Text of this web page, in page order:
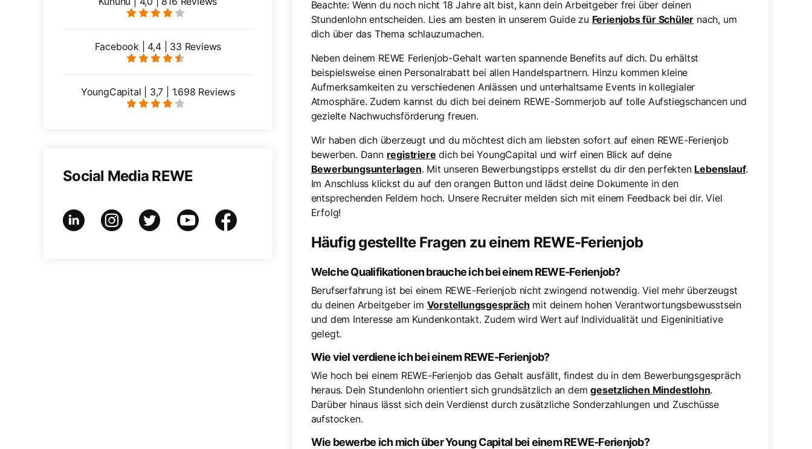
Facebook | 4,4 | 33 Reviews
YoungCapital | 3,7 | 1.698 Reviews
Social Media REWE
Beachte: Wenn du noch nicht 18 Jahre alt bist, kann dein Arbeitgeber frei über deinen
Stundenlohn entscheiden. Lies am besten in unserem Guide zu Ferienjobs für Schüler nach, um
dich über das Thema schlauzumachen.
Neben deinem REWE Ferienjob-Gehalt warten spannende Benefits auf dich. Du erhältst
beispielsweise einen Personalrabatt bei allen Handelspartnern. Hinzu kommen kleine
Aufmerksamkeiten zu verschiedenen Anlässen und unterhaltsame Events in kollegialer
Atmosphäre. Zudem kannst du dich bei deinem REWE-Sommerjob auf tolle Aufstiegschancen und
gezielte Nachwuchsförderung freuen.
Wir haben dich überzeugt und du möchtest dich am liebsten sofort auf einen REWE-Ferienjob
bewerben. Dann registriere dich bei YoungCapital und wirf einen Blick auf deine
Bewerbungsunterlagen. Mit unseren Bewerbungstipps erstellst du dir den perfekten Lebenslauf.
Im Anschluss klickst du auf den orangen Button und lädst deine Dokumente in den
entsprechenden Feldern hoch. Unsere Recruiter melden sich mit einem Feedback bei dir. Viel
Erfolg!
Häufig gestellte Fragen zu einem REWE-Ferienjob
Welche Qualifikationen brauche ich bei einem REWE-Ferienjob?
Berufserfahrung ist bei einem REWE-Ferienjob nicht zwingend notwendig. Viel mehr überzeugst
du deinen Arbeitgeber im Vorstellungsgespräch mit deinem hohen Verantwortungsbewusstsein
und dem Interesse am Kundenkontakt. Zudem wird Wert auf Individualität und Eigeninitiative
gelegt.
Wie viel verdiene ich bei einem REWE-Ferienjob?
Wie hoch bei einem REWE-Ferienjob das Gehalt ausfällt, findest du in dem Bewerbungsgespräch
heraus. Dein Stundenlohn orientiert sich grundsätzlich an demgesetzlichen Mindestlohn.
Darüber hinaus lässt sich dein Verdienst durch zusätzliche Sonderzahlungen und Zuschüsse
aufstocken.
Wie bewerbe ich mich über Young Capital bei einem REWE-Ferienjob?